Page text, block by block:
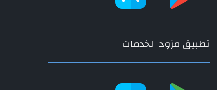
تطبيق مزود الخدمات